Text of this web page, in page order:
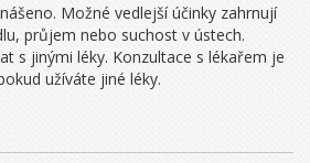
Možné vedlejší účinky zahrnují
průjem nebo suchost v ústech.
s jinými léky. Konzultace s lékařem je
užíváte jiné léky.